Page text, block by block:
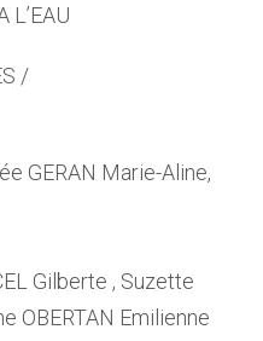
L’EAU
/
GERAN Marie-Aline,
Gilberte , Suzette
OBERTAN Emilienne